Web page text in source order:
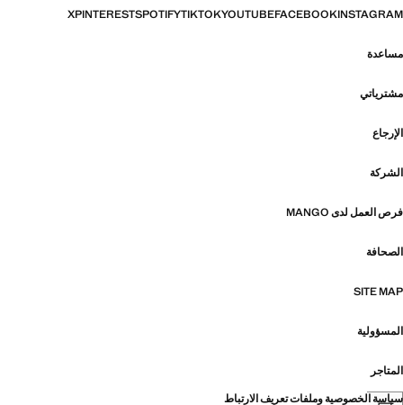
INSTAGRAM
FACEBOOK
YOUTUBE
TIKTOK
SPOTIFY
PINTEREST
X
مساعدة
مشترياتي
الإرجاع
الشركة
فرص العمل لدى MANGO
الصحافة
SITE MAP
المسؤولية
المتاجر
سياسة الخصوصية وملفات تعريف الارتباط